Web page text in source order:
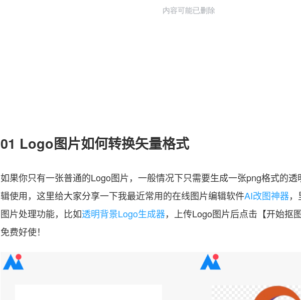
01 Logo图片如何转换矢量格式
如果你只有一张普通的Logo图片，一般情况下只需要生成一张png格式的
辑使用，这里给大家分享一下我最近常用的在线图片编辑软件AI改图神器
图片处理功能，比如透明背景Logo生成器，上传Logo图片后点击【开始抠
免费好使！